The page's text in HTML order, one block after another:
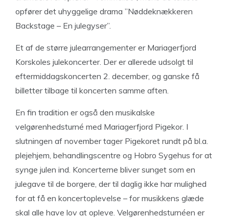
opfører det uhyggelige drama ”Nøddeknækkeren
Backstage – En julegyser”.
Et af de større julearrangementer er Mariagerfjord
Korskoles julekoncerter. Der er allerede udsolgt til
eftermiddagskoncerten 2. december, og ganske få
billetter tilbage til koncerten samme aften.
En fin tradition er også den musikalske
velgørenhedsturné med Mariagerfjord Pigekor. I
slutningen af november tager Pigekoret rundt på bl.a.
plejehjem, behandlingscentre og Hobro Sygehus for at
synge julen ind. Koncerterne bliver sunget som en
julegave til de borgere, der til daglig ikke har mulighed
for at få en koncertoplevelse – for musikkens glæde
skal alle have lov at opleve. Velgørenhedsturnéen er